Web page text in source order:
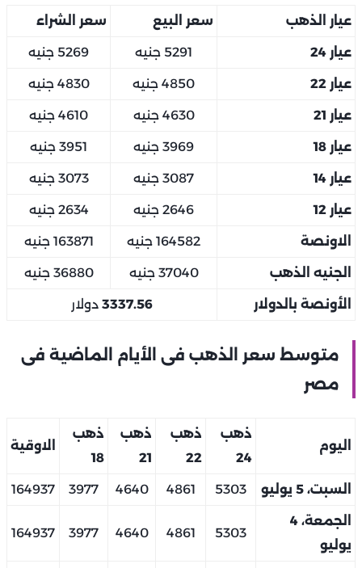
عيار الذهب سعر البيع سعر الشراء
عيار 24 5291 جنيه 5269 جنيه
عيار 22 4850 جنيه 4830 جنيه
عيار 21 4630 جنيه 4610 جنيه
عيار 18 3969 جنيه 3951 جنيه
عيار 14 3087 جنيه 3073 جنيه
عيار 12 2646 جنيه 2634 جنيه
الاونصة 164582 جنيه 163871 جنيه
الجنيه الذهب 37040 جنيه 36880 جنيه
الأونصة بالدولار 3337.56 دولار
متوسط سعر الذهب فى الأيام الماضية فى
مصر
اليوم
ذهب
24
ذهب
22
ذهب
21
ذهب
18
الاوقية
السبت، 5 يوليو 5303
4861
4640
3977
164937
الجمعة، 4
يوليو
5303
4861
4640
3977
164937